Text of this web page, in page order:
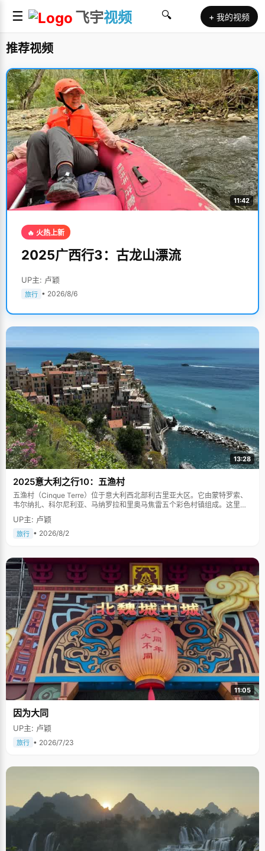
☰ 飞宇视频 🔍 + 我的视频
推荐视频
11:42
🔥 火热上新
2025广西行3：古龙山漂流
UP主: 卢颖
旅行 • 2026/8/6
13:28
2025意大利之行10：五渔村
五渔村（Cinque Terre）位于意大利西北部利古里亚大区。它由蒙特罗索、
韦尔纳扎、科尔尼利亚、马纳罗拉和里奥马焦雷五个彩色村镇组成。这里依
山傍海，房屋色彩斑斓，1997年被列为世界文化遗产。
UP主: 卢颖
旅行 • 2026/8/2
11:05
因为大同
UP主: 卢颖
旅行 • 2026/7/23